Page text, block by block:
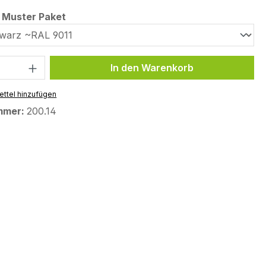
Paket
Anzahl: Gib den gewünschten Wert
In den Warenkorb
hinzufügen
200.14